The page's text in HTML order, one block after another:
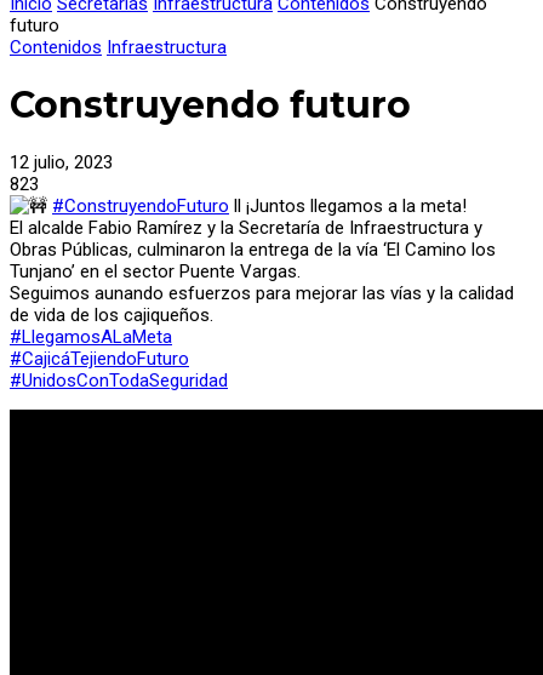
futuro
Contenidos Infraestructura
Construyendo futuro
12 julio, 2023
823
#ConstruyendoFuturo ll ¡Juntos llegamos a la meta!
El alcalde Fabio Ramírez y la Secretaría de Infraestructura y
Obras Públicas, culminaron la entrega de la vía ‘El Camino los
Tunjano’ en el sector Puente Vargas.
Seguimos aunando esfuerzos para mejorar las vías y la calidad
de vida de los cajiqueños.
#LlegamosALaMeta
#CajicáTejiendoFuturo
#UnidosConTodaSeguridad